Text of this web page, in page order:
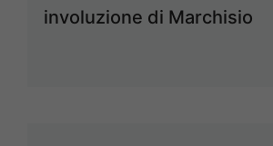
involuzione di Marchisio